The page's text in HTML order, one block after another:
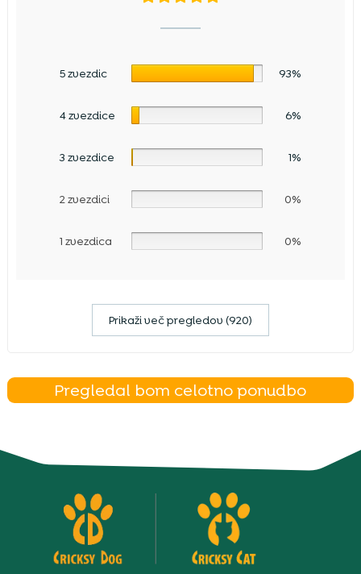
5 zvezdic 93%
4 zvezdice 6%
3 zvezdice 1%
2 zvezdici 0%
1 zvezdica 0%
Prikaži več pregledov (920)
Pregledal bom celotno ponudbo